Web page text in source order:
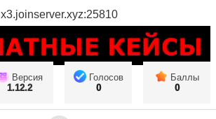
x3.joinserver.xyz:25810
Версия
1.12.2
Голосов
0
Баллы
0